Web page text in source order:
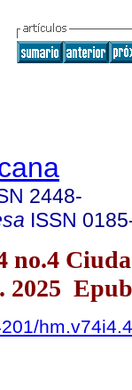
2448-
ISSN
no.4
2025